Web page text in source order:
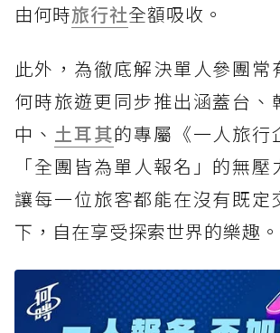
由何時旅行社全額吸收。
此外，為徹底解決單人參團常
何時旅遊更同步推出涵蓋台、
中、 土耳其的專屬《一人旅行
「全團皆為單人報名」的無壓
讓每一位旅客都能在沒有既定
下，自在享受探索世界的樂趣。